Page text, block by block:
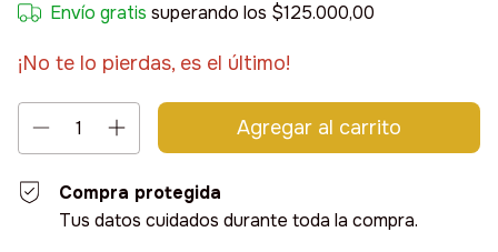
Envío gratis superando los $125.000,00
¡No te lo pierdas, es el último!
Compra protegida
Tus datos cuidados durante toda la compra.